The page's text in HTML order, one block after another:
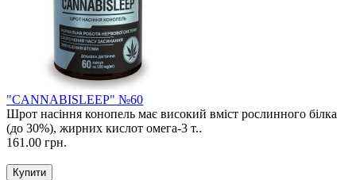
"CANNABISLEEP" №60
Шрот насіння конопель має високий вміст рослинного білка
(до 30%), жирних кислот омега-3 т..
161.00 грн.